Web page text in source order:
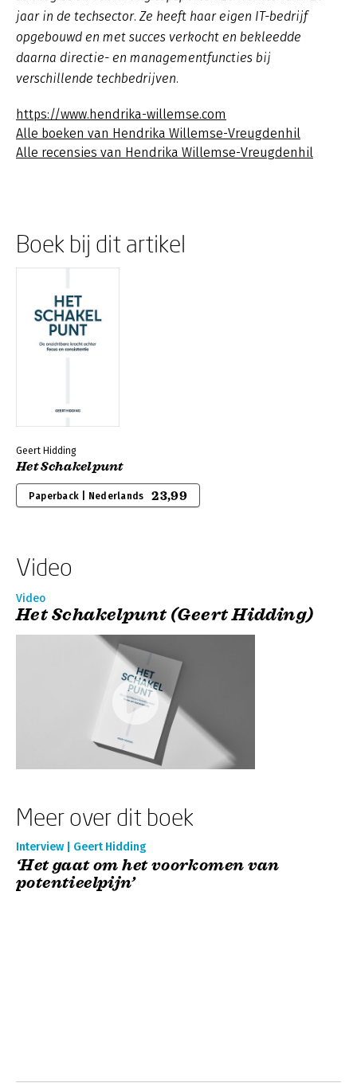
jaar in de techsector. Ze heeft haar eigen IT-bedrijf
opgebouwd en met succes verkocht en bekleedde
daarna directie- en managementfuncties bij
verschillende techbedrijven.
https://www.hendrika-willemse.com
Alle boeken van Hendrika Willemse-Vreugdenhil
Alle recensies van Hendrika Willemse-Vreugdenhil
Boek bij dit artikel
Geert Hidding
Het Schakelpunt
Paperback | Nederlands 23,99
Video
Video
Het Schakelpunt (Geert Hidding)
Meer over dit boek
Interview | Geert Hidding
‘Het gaat om het voorkomen van
potentieelpijn’